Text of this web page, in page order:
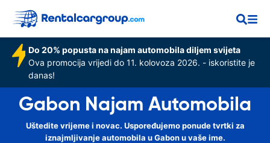
Do 20% popusta na najam automobila diljem svijeta
Ova promocija vrijedi do 11. kolovoza 2026. - iskoristite je
danas!
Gabon Najam Automobila
Uštedite vrijeme i novac. Uspoređujemo ponude tvrtki za
iznajmljivanje automobila u Gabon u vaše ime.